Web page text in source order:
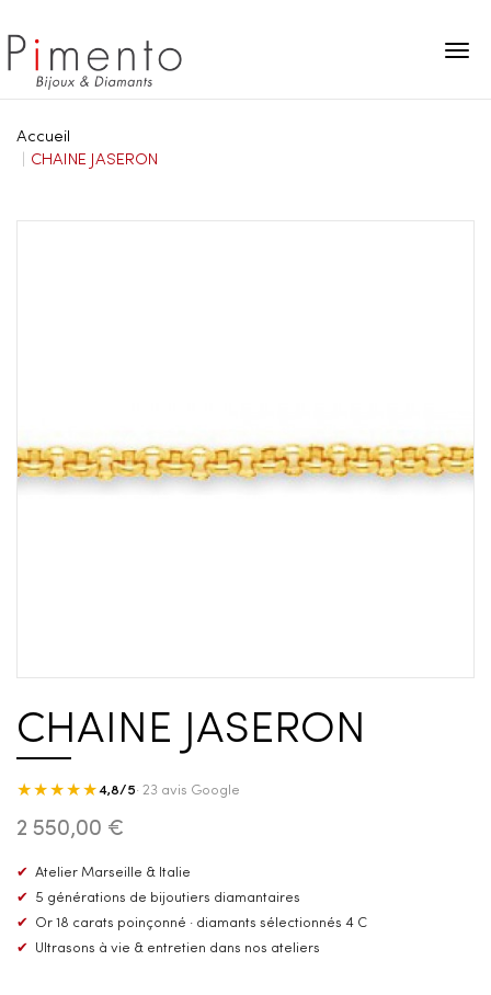
Accueil
CHAINE JASERON
CHAINE JASERON
★★★★★4,8/5· 23 avis Google
2 550,00 €
✔ Atelier Marseille & Italie
✔
5 générations de bijoutiers diamantaires
✔
Or 18 carats poinçonné · diamants sélectionnés 4 C
✔
Ultrasons à vie & entretien dans nos ateliers